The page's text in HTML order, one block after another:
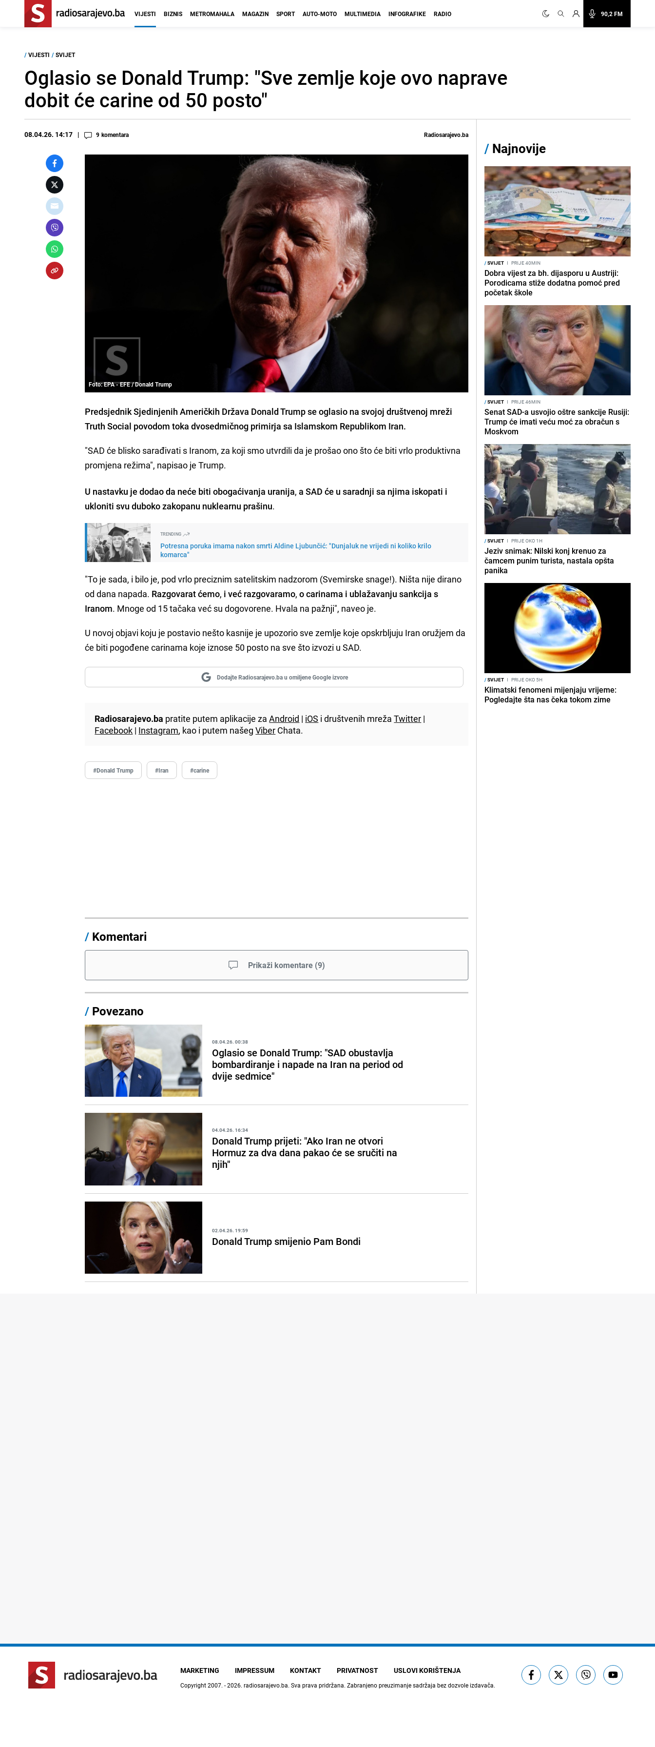
90,2 FM
VIJESTI BIZNIS METROMAHALA MAGAZIN SPORT AUTO-MOTO MULTIMEDIA INFOGRAFIKE RADIO
/ VIJESTI / SVIJET
Oglasio se Donald Trump: "Sve zemlje koje ovo naprave
dobit će carine od 50 posto"
08.04.26. 14:17 9 komentara Radiosarajevo.ba
Foto: EPA - EFE / Donald Trump
Predsjednik Sjedinjenih Američkih Država Donald Trump se oglasio na svojoj društvenoj mreži
Truth Social povodom toka dvosedmičnog primirja sa Islamskom Republikom Iran.
"SAD će blisko sarađivati s Iranom, za koji smo utvrdili da je prošao ono što će biti vrlo produktivna
promjena režima", napisao je Trump.
U nastavku je dodao da neće biti obogaćivanja uranija, a SAD će u saradnji sa njima iskopati i
ukloniti svu duboko zakopanu nuklearnu prašinu.
TRENDING
Potresna poruka imama nakon smrti Aldine Ljubunčić: "Dunjaluk ne vrijedi ni koliko krilo
komarca"
"To je sada, i bilo je, pod vrlo preciznim satelitskim nadzorom (Svemirske snage!). Ništa nije dirano
od dana napada. Razgovarat ćemo, i već razgovaramo, o carinama i ublažavanju sankcija s
Iranom. Mnoge od 15 tačaka već su dogovorene. Hvala na pažnji", naveo je.
U novoj objavi koju je postavio nešto kasnije je upozorio sve zemlje koje opskrbljuju Iran oružjem da
će biti pogođene carinama koje iznose 50 posto na sve što izvozi u SAD.
Dodajte Radiosarajevo.ba u omiljene Google izvore
Radiosarajevo.ba pratite putem aplikacije zaAndroid | iOS i društvenih mrežaTwitter |
Facebook | Instagram, kao i putem našegViber Chata.
#Donald Trump #Iran #carine
/ Komentari
Prikaži komentare (9)
/ Povezano
08.04.26. 00:38
Oglasio se Donald Trump: "SAD obustavlja
bombardiranje i napade na Iran na period od
dvije sedmice"
04.04.26. 16:34
Donald Trump prijeti: "Ako Iran ne otvori
Hormuz za dva dana pakao će se sručiti na
njih"
02.04.26. 19:59
Donald Trump smijenio Pam Bondi
/ Najnovije
/SVIJET I PRIJE 40MIN
Dobra vijest za bh. dijasporu u Austriji:
Porodicama stiže dodatna pomoć pred
početak škole
/SVIJET I PRIJE 46MIN
Senat SAD-a usvojio oštre sankcije Rusiji:
Trump će imati veću moć za obračun s
Moskvom
/SVIJET I PRIJE OKO 1H
Jeziv snimak: Nilski konj krenuo za
čamcem punim turista, nastala opšta
panika
/SVIJET I PRIJE OKO 5H
Klimatski fenomeni mijenjaju vrijeme:
Pogledajte šta nas čeka tokom zime
MARKETING IMPRESSUM KONTAKT PRIVATNOST USLOVI KORIŠTENJA
Copyright 2007. - 2026. radiosarajevo.ba. Sva prava pridržana. Zabranjeno preuzimanje sadržaja bez dozvole izdavača.